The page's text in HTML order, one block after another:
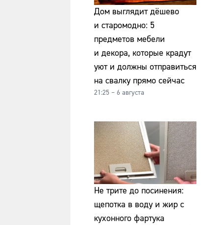
Дом выглядит дёшево
и старомодно: 5
предметов мебели
и декора, которые крадут
уют и должны отправиться
на свалку прямо сейчас
21:25 – 6 августа
Не трите до посинения:
щепотка в воду и жир с
кухонного фартука